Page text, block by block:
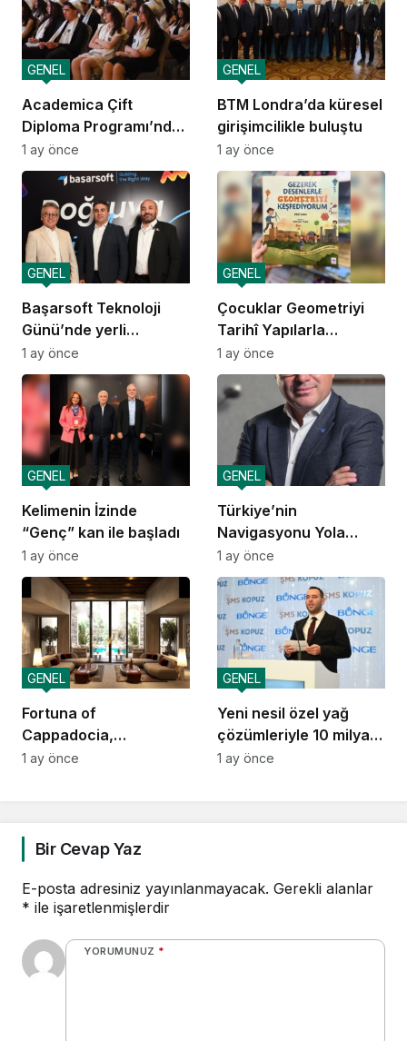
Academica Çift
Diploma Programı’nda
mezuniyet heyecanı
GENEL
1 ay önce
BTM Londra’da küresel
girişimcilikle buluştu
GENEL
1 ay önce
Başarsoft Teknoloji
Günü’nde yerli
navigasyon
GENEL
1 ay önce
Çocuklar Geometriyi
Tarihî Yapılarla
Öğreniyor
GENEL
1 ay önce
Kelimenin İzinde
“Genç” kan ile başladı
GENEL
1 ay önce
Türkiye’nin
Navigasyonu Yola
Çıkıyor
GENEL
1 ay önce
Fortuna of
Cappadocia,
Autograph Collection
GENEL
1 ay önce
Yeni nesil özel yağ
çözümleriyle 10 milyar
dolarlık ihracat vizyonu
GENEL
1 ay önce
Bir Cevap Yaz
E-posta adresiniz yayınlanmayacak. Gerekli alanlar
* ile işaretlenmişlerdir
YORUMUNUZ *